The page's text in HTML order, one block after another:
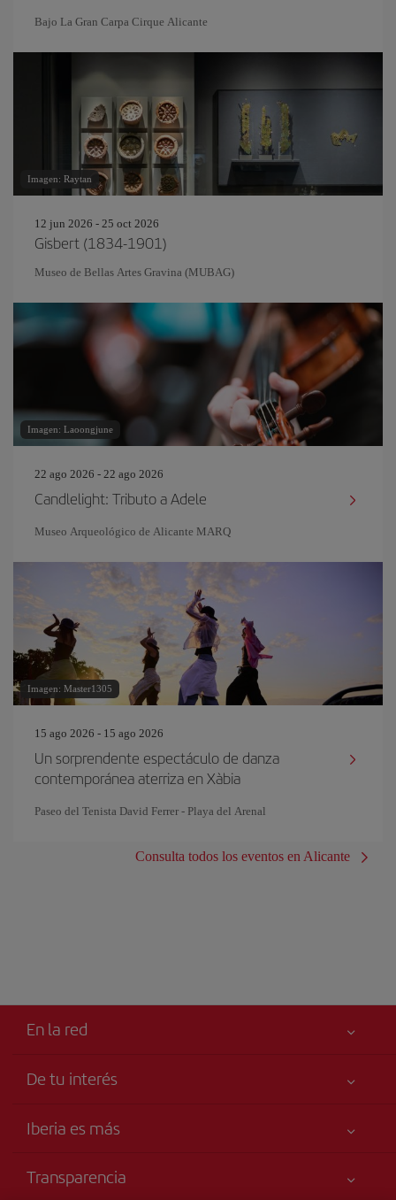
Bajo La Gran Carpa Cirque Alicante
Imagen: Raytan
12 jun 2026 - 25 oct 2026
Gisbert (1834-1901)
Museo de Bellas Artes Gravina (MUBAG)
Imagen: Laoongjune
22 ago 2026 - 22 ago 2026
Candlelight: Tributo a Adele
Museo Arqueológico de Alicante MARQ
Imagen: Master1305
15 ago 2026 - 15 ago 2026
Un sorprendente espectáculo de danza
contemporánea aterriza en Xàbia
Paseo del Tenista David Ferrer - Playa del Arenal
Consulta todos los eventos en Alicante
En la red
De tu interés
Accesibilidad
Iberia es más
Grupo Iberia
Transparencia